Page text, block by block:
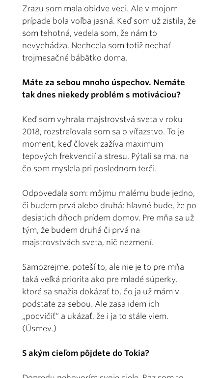
Zrazu som mala obidve veci. Ale v mojom
prípade bola voľba jasná. Keď som už zistila, že
som tehotná, vedela som, že nám to
nevychádza. Nechcela som totiž nechať
trojmesačné bábätko doma.
Máte za sebou mnoho úspechov. Nemáte
tak dnes niekedy problém s motiváciou?
Keď som vyhrala majstrovstvá sveta v roku
2018, rozstreľovala som sa o víťazstvo. To je
moment, keď človek zažíva maximum
tepových frekvencií a stresu. Pýtali sa ma, na
čo som myslela pri poslednom terči.
Odpovedala som: môjmu malému bude jedno,
či budem prvá alebo druhá; hlavné bude, že po
desiatich dňoch prídem domov. Pre mňa sa už
tým, že budem druhá či prvá na
majstrovstvách sveta, nič nezmení.
Samozrejme, poteší to, ale nie je to pre mňa
taká veľká priorita ako pre mladé súperky,
ktoré sa snažia dokázať to, čo ja už mám v
podstate za sebou. Ale zasa idem ich
„pocvičiť“ a ukázať, že i ja to stále viem.
(Úsmev.)
S akým cieľom pôjdete do Tokia?